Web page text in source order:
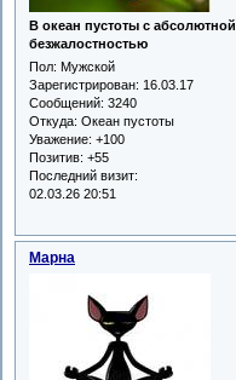
В океан пустоты с абсолютной
безжалостностью
Пол: Мужской
Зарегистрирован: 16.03.17
Сообщений: 3240
Откуда: Океан пустоты
Уважение: +100
Позитив: +55
Последний визит:
02.03.26 20:51
Марна